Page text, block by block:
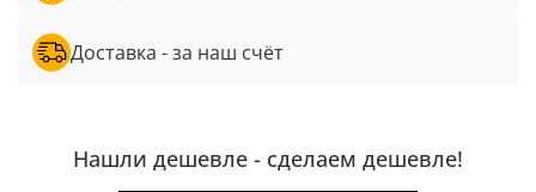
Доставка - за наш счёт
Нашли дешевле - сделаем дешевле!